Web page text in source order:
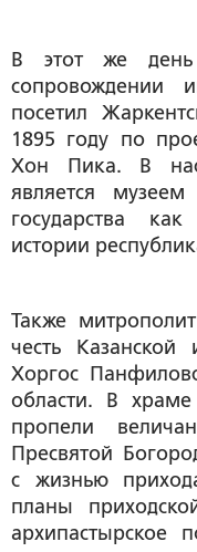
В этот же день
сопровождении
посетил
1895 году по
Хон Пика. В
является
государства
истории
Также
честь
Хоргос
области. В храме
пропели
Пресвятой
с жизнью
планы
архипастырское